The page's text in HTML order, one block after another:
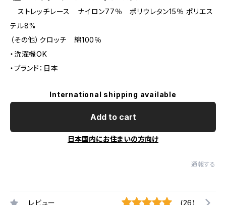
ストレッチレース ナイロン77％ ポリウレタン15％ ポリエス
テル8%
（その他）クロッチ 綿100％
・洗濯機OK
・ブランド：日本
International shipping available
Add to cart
日本国内にお住まいの方向け
通報する
レビュー (26)